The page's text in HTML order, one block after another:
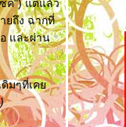
ค") แต่แล้ว
ยถึง ฉากที่
และผ่าน
ดิมๆที่เค